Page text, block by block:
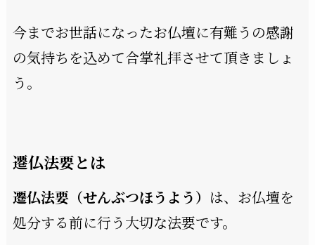
今までお世話になったお仏壇に有難うの感謝
の気持ちを込めて合掌礼拝させて頂きましょ
う。
遷仏法要とは
遷仏法要（せんぶつほうよう） は、お仏壇を
処分する前に行う大切な法要です。